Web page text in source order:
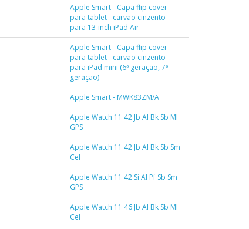
Apple Smart - Capa flip cover
para tablet - carvão cinzento -
para 13-inch iPad Air
Apple Smart - Capa flip cover
para tablet - carvão cinzento -
para iPad mini (6ª geração, 7ª
geração)
Apple Smart - MWK83ZM/A
Apple Watch 11 42 Jb Al Bk Sb Ml
GPS
Apple Watch 11 42 Jb Al Bk Sb Sm
Cel
Apple Watch 11 42 Si Al Pf Sb Sm
GPS
Apple Watch 11 46 Jb Al Bk Sb Ml
Cel